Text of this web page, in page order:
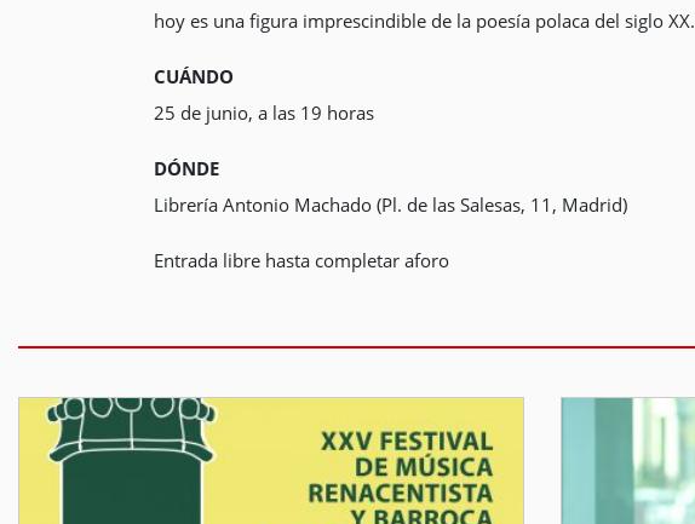
hoy es una figura imprescindible de la poesía polaca del siglo XX.
CUÁNDO
25 de junio, a las 19 horas
DÓNDE
Librería Antonio Machado (Pl. de las Salesas, 11, Madrid)
Entrada libre hasta completar aforo